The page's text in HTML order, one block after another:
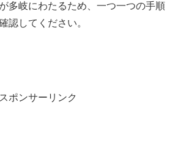
多岐にわたるため、一つ一つの手順
認してください。
スポンサーリンク